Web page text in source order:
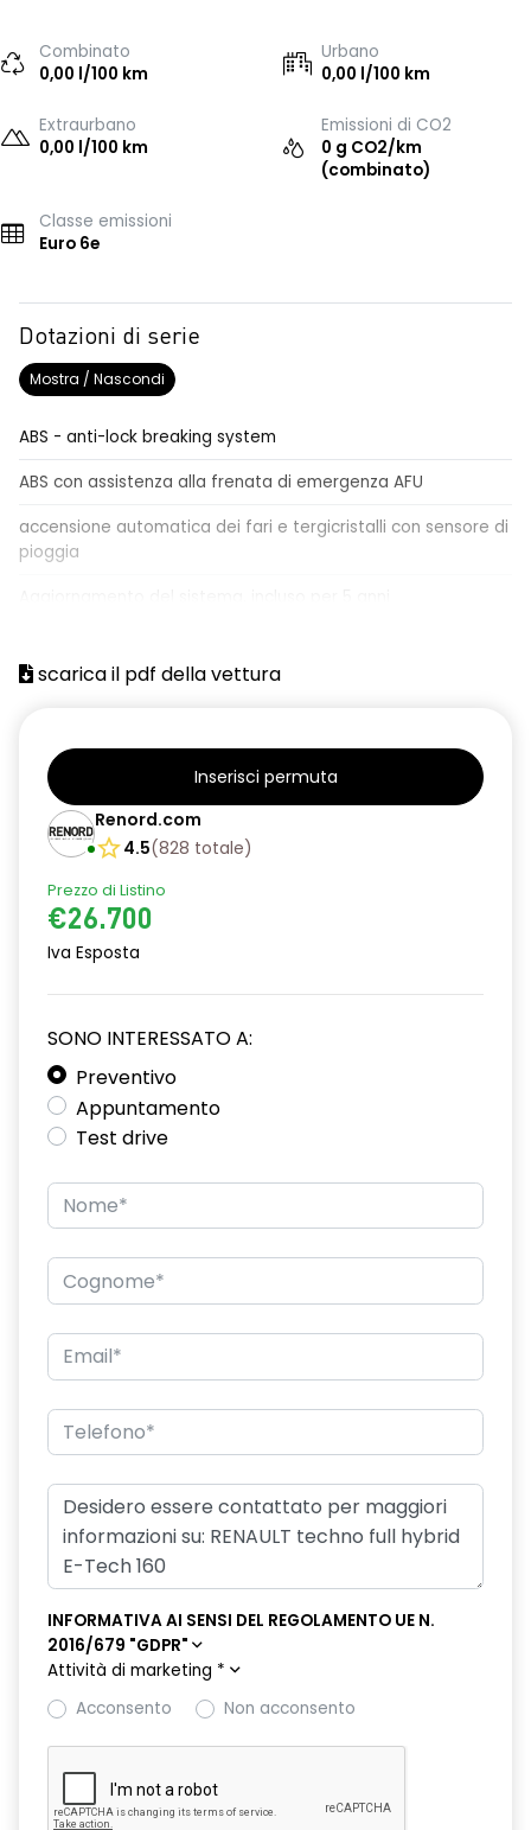
Combinato
0,00 l/100 km
Urbano
0,00 l/100 km
Extraurbano
0,00 l/100 km
Emissioni di CO2
0 g CO2/km
(combinato)
Classe emissioni
Euro 6e
Dotazioni di serie
Mostra / Nascondi
ABS - anti-lock breaking system
ABS con assistenza alla frenata di emergenza AFU
accensione automatica dei fari e tergicristalli con sensore di
pioggia
posteriori
alzacristalli anteriori elettrici impulsionali
alzacristalli posteriori elettrici impulsionali
assistenza alla partenza in salita
climatizzatore automatico
distance warning avviso distanza di sicurezza
driver display 10''
eCall funzionalità soggetta a copertura di rete;
compatibilità 2G/3G o 4G/5G a seconda del veicolo
emergency lane keep assist assistenza d'emergenza al
mantenimento della corsia
fari full LED adaptative vision, con funzione fendinebbia
integrata
freno di stazionamento elettrico con funzione Auto-Hold
hands-free card per apertura/chiusura porte e avviamento
HAR02
intelligent speed assist assistenza al superamento dei limiti
di velocità
lunotto posteriore con funzione sbrinamento
multi-sense a 4 modalità
privacy glass
scarica il pdf della vettura
Inserisci permuta
Renord.com
4.5(828 totale)
Prezzo di Listino
€26.700
Iva Esposta
SONO INTERESSATO A:
Preventivo
Appuntamento
Test drive
INFORMATIVA AI SENSI DEL REGOLAMENTO UE N.
2016/679 "GDPR"
Attività di marketing *
Acconsento
Non acconsento